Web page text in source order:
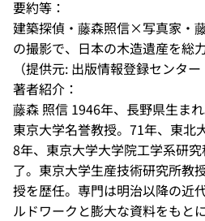
要約等：
建築探偵・藤森照信×写真家・
の撮影で、日本の木造遺産を総
（提供元: 出版情報登録センター
著者紹介：
藤森 照信 1946年、長野県生ま
東京大学名誉教授。71年、東北
8年、東京大学大学院工学系研
了。東京大学生産技術研究所教
授を歴任。専門は明治以降の近
ルドワークと膨大な資料をもと